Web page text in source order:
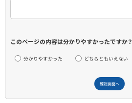
このページの内容は分かりやすかったですか？
分かりやすかった どちらともいえない